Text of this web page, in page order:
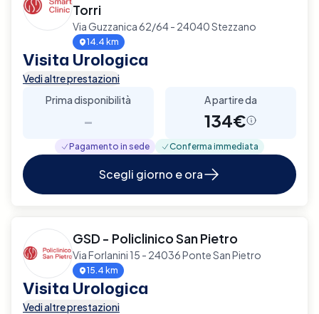
Torri
Via Guzzanica 62/64 - 24040 Stezzano
14.4 km
Visita Urologica
Vedi altre prestazioni
Prima disponibilità
-
A partire da
134€
Pagamento in sede Conferma immediata
Scegli giorno e ora
GSD - Policlinico San Pietro
Via Forlanini 15 - 24036 Ponte San Pietro
15.4 km
Visita Urologica
Vedi altre prestazioni